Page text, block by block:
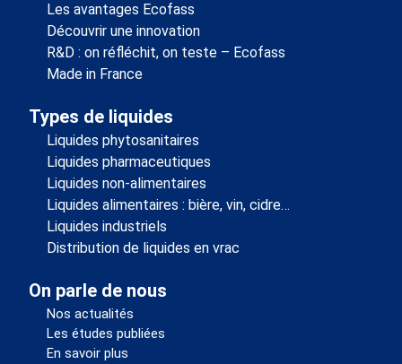
Les avantages Ecofass
Découvrir une innovation
R&D : on réfléchit, on teste – Ecofass
Made in France
Types de liquides
Liquides phytosanitaires
Liquides pharmaceutiques
Liquides non-alimentaires
Liquides alimentaires : bière, vin, cidre…
Liquides industriels
Distribution de liquides en vrac
On parle de nous
Nos actualités
Les études publiées
En savoir plus